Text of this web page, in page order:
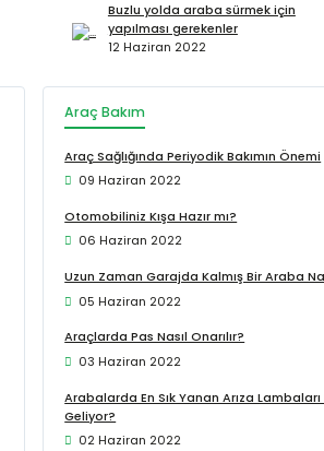
Buzlu yolda araba sürmek için
yapılması gerekenler
12 Haziran 2022
Araç Bakım
Araç Sağlığında Periyodik Bakımın Önemi
09 Haziran 2022
Otomobiliniz Kışa Hazır mı?
06 Haziran 2022
Uzun Zaman Garajda Kalmış Bir Araba
05 Haziran 2022
Araçlarda Pas Nasıl Onarılır?
03 Haziran 2022
Arabalarda En Sık Yanan Arıza
Geliyor?
02 Haziran 2022